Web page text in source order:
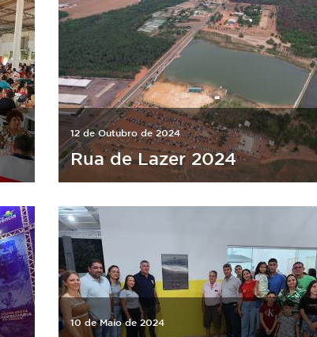
12 de Outubro de 2024
Rua de Lazer 2024
10 de Maio de 2024